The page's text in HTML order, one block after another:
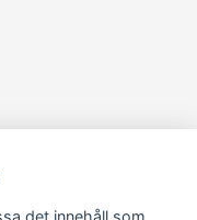
det innehåll som